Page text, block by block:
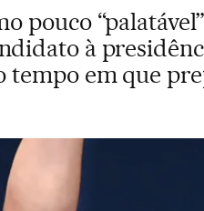
pouco
à
em que